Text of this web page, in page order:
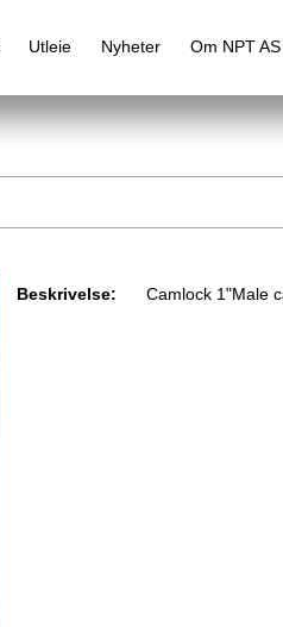
Utleie Nyheter Om NPT AS
Beskrivelse: Camlock 1"Male